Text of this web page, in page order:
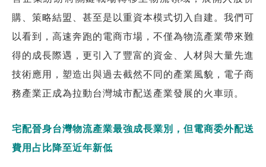
購、策略結盟、甚至是以重資本模式切入自建。我們可
以看到，高速奔跑的電商市場，不僅為物流產業帶來難
得的成長際遇，更引入了豐富的資金、人材與大量先進
技術應用，塑造出與過去截然不同的產業風貌，電子商
務產業正成為拉動台灣城市配送產業發展的火車頭。
宅配晉身台灣物流產業最強成長業別，但電商委外配送
費用占比降至近年新低